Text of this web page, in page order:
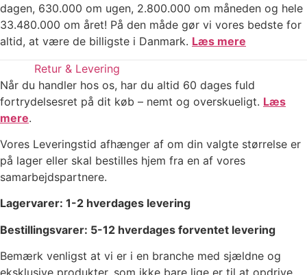
dagen, 630.000 om ugen, 2.800.000 om måneden og hele
33.480.000 om året! På den måde gør vi vores bedste for
altid, at være de billigste i Danmark. Læs mere
Retur & Levering
Når du handler hos os, har du altid 60 dages fuld
fortrydelsesret på dit køb – nemt og overskueligt. Læs
mere.
Vores Leveringstid afhænger af om din valgte størrelse er
på lager eller skal bestilles hjem fra en af vores
samarbejdspartnere.
Lagervarer: 1-2 hverdages levering
Bestillingsvarer: 5-12 hverdages forventet levering
Bemærk venligst at vi er i en branche med sjældne og